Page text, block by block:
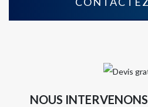
NOUS